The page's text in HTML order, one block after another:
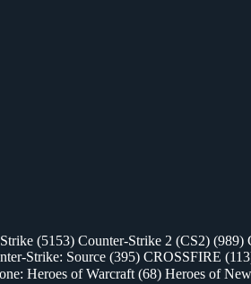
(5153) Counter-Strike 2 (CS2) (989)
Strike: Source (395) CROSSFIRE
Heroes of Warcraft (68) Heroes of